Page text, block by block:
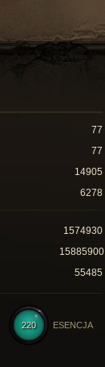
77
77
14905
6278
1574930
15885900
55485
220 ESENCJA